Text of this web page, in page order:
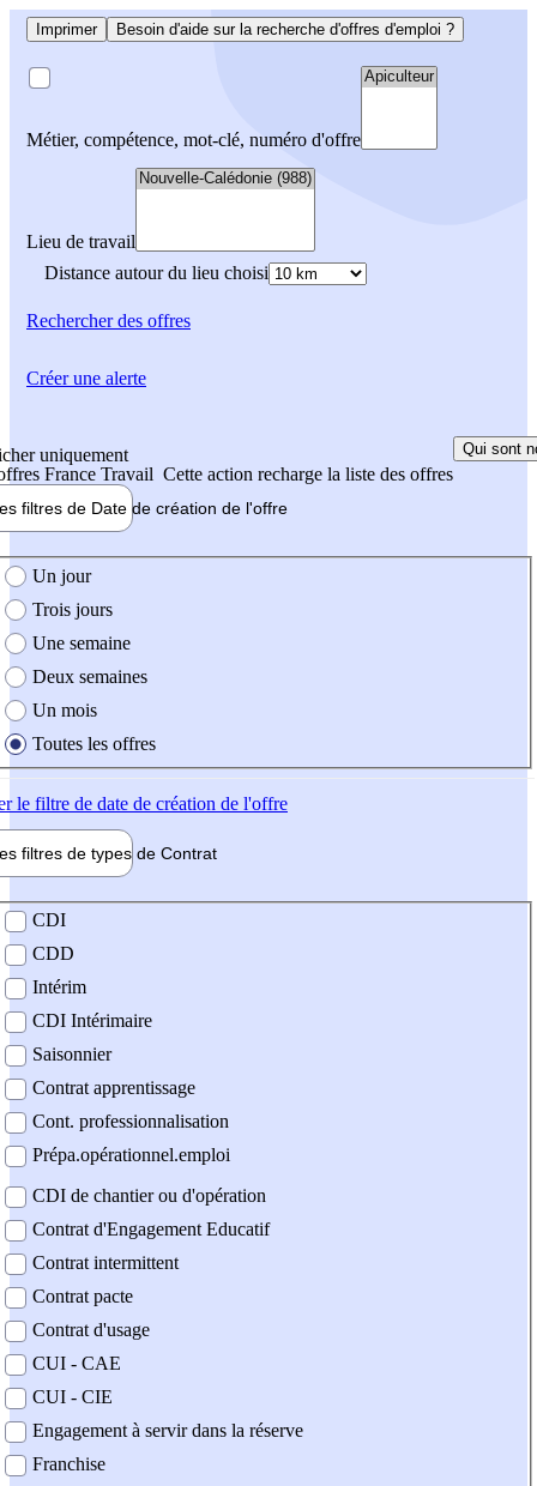
Imprimer Besoin d'aide sur la recherche d'offres d'emploi ?
Métier, compétence, mot-clé, numéro d'offre
Lieu de travail
Distance autour du lieu choisi
Rechercherdes offres
uniquement
France Travail Cette action recharge la liste des offres
Qui sont
filtres de Date de création de l'offre
création de l'offre
Un jour
Trois jours
Une semaine
Deux semaines
Un mois
Toutes les offres
le filtre de date de création de l'offre
filtres de types de Contrat
contrat
CDI
CDD
Intérim
CDI Intérimaire
Saisonnier
Contrat apprentissage
Cont. professionnalisation
Prépa.opérationnel.emploi
CDI de chantier ou d'opération
Contrat d'Engagement Educatif
Contrat intermittent
Contrat pacte
Contrat d'usage
CUI - CAE
CUI - CIE
Engagement à servir dans la réserve
Franchise
Créer une alerte